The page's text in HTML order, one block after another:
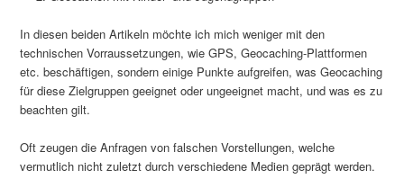
In diesen beiden Artikeln möchte ich mich weniger mit den
technischen Vorraussetzungen, wie GPS, Geocaching-Plattformen
etc. beschäftigen, sondern einige Punkte aufgreifen, was Geocaching
für diese Zielgruppen geeignet oder ungeeignet macht, und was es zu
beachten gilt.
Oft zeugen die Anfragen von falschen Vorstellungen, welche
vermutlich nicht zuletzt durch verschiedene Medien geprägt werden.